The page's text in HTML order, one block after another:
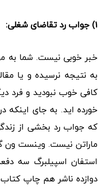
1) جواب رد تقاضای شغلی:
خبر خوبی نیست. شما به
به نتیجه نرسیده و یا
کافی خوب نبودید و فرد
خورده ­اید. به جای اینکه
که جواب رد بخشی از
ماراتن نیست. وینست ون
استفان اسپیلبرگ سه
دوازده ناشر هم چاپ کتاب